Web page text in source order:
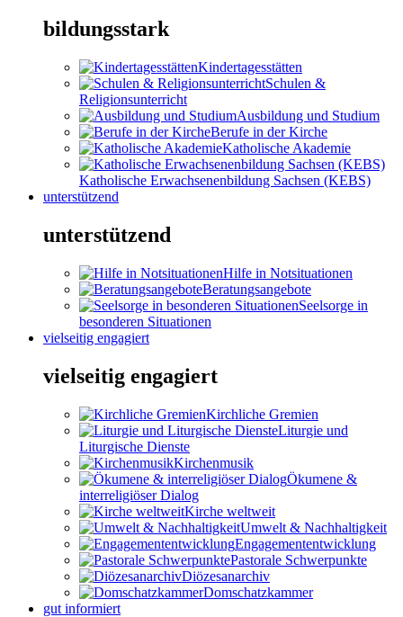
bildungsstark
Kindertagesstätten
Schulen &
Religionsunterricht
Ausbildung und Studium
Berufe in der Kirche
Katholische Akademie
Katholische Erwachsenenbildung Sachsen (KEBS)
unterstützend
unterstützend
Hilfe in Notsituationen
Beratungsangebote
Seelsorge in
besonderen Situationen
vielseitig engagiert
vielseitig engagiert
Kirchliche Gremien
Liturgie und
Liturgische Dienste
Kirchenmusik
Ökumene &
interreligiöser Dialog
Kirche weltweit
Umwelt & Nachhaltigkeit
Engagemententwicklung
Pastorale Schwerpunkte
Diözesanarchiv
Domschatzkammer
gut informiert